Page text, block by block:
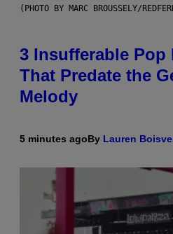
(PHOTO BY MARC BROUSSELY/
3 Insufferable Pop
That Predate the
Melody
5 minutes agoBy Lauren